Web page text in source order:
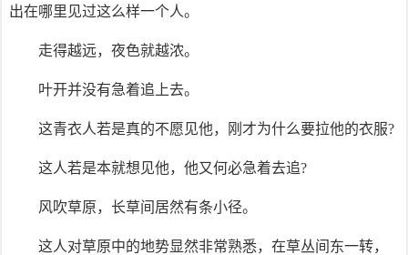
出在哪里见过这么样一个人。
走得越远，夜色就越浓。
叶开并没有急着追上去。
这青衣人若是真的不愿见他，刚才为什么要拉他的衣服?
这人若是本就想见他，他又何必急着去追?
风吹草原，长草间居然有条小径。
这人对草原中的地势显然非常熟悉，在草丛间东一转，